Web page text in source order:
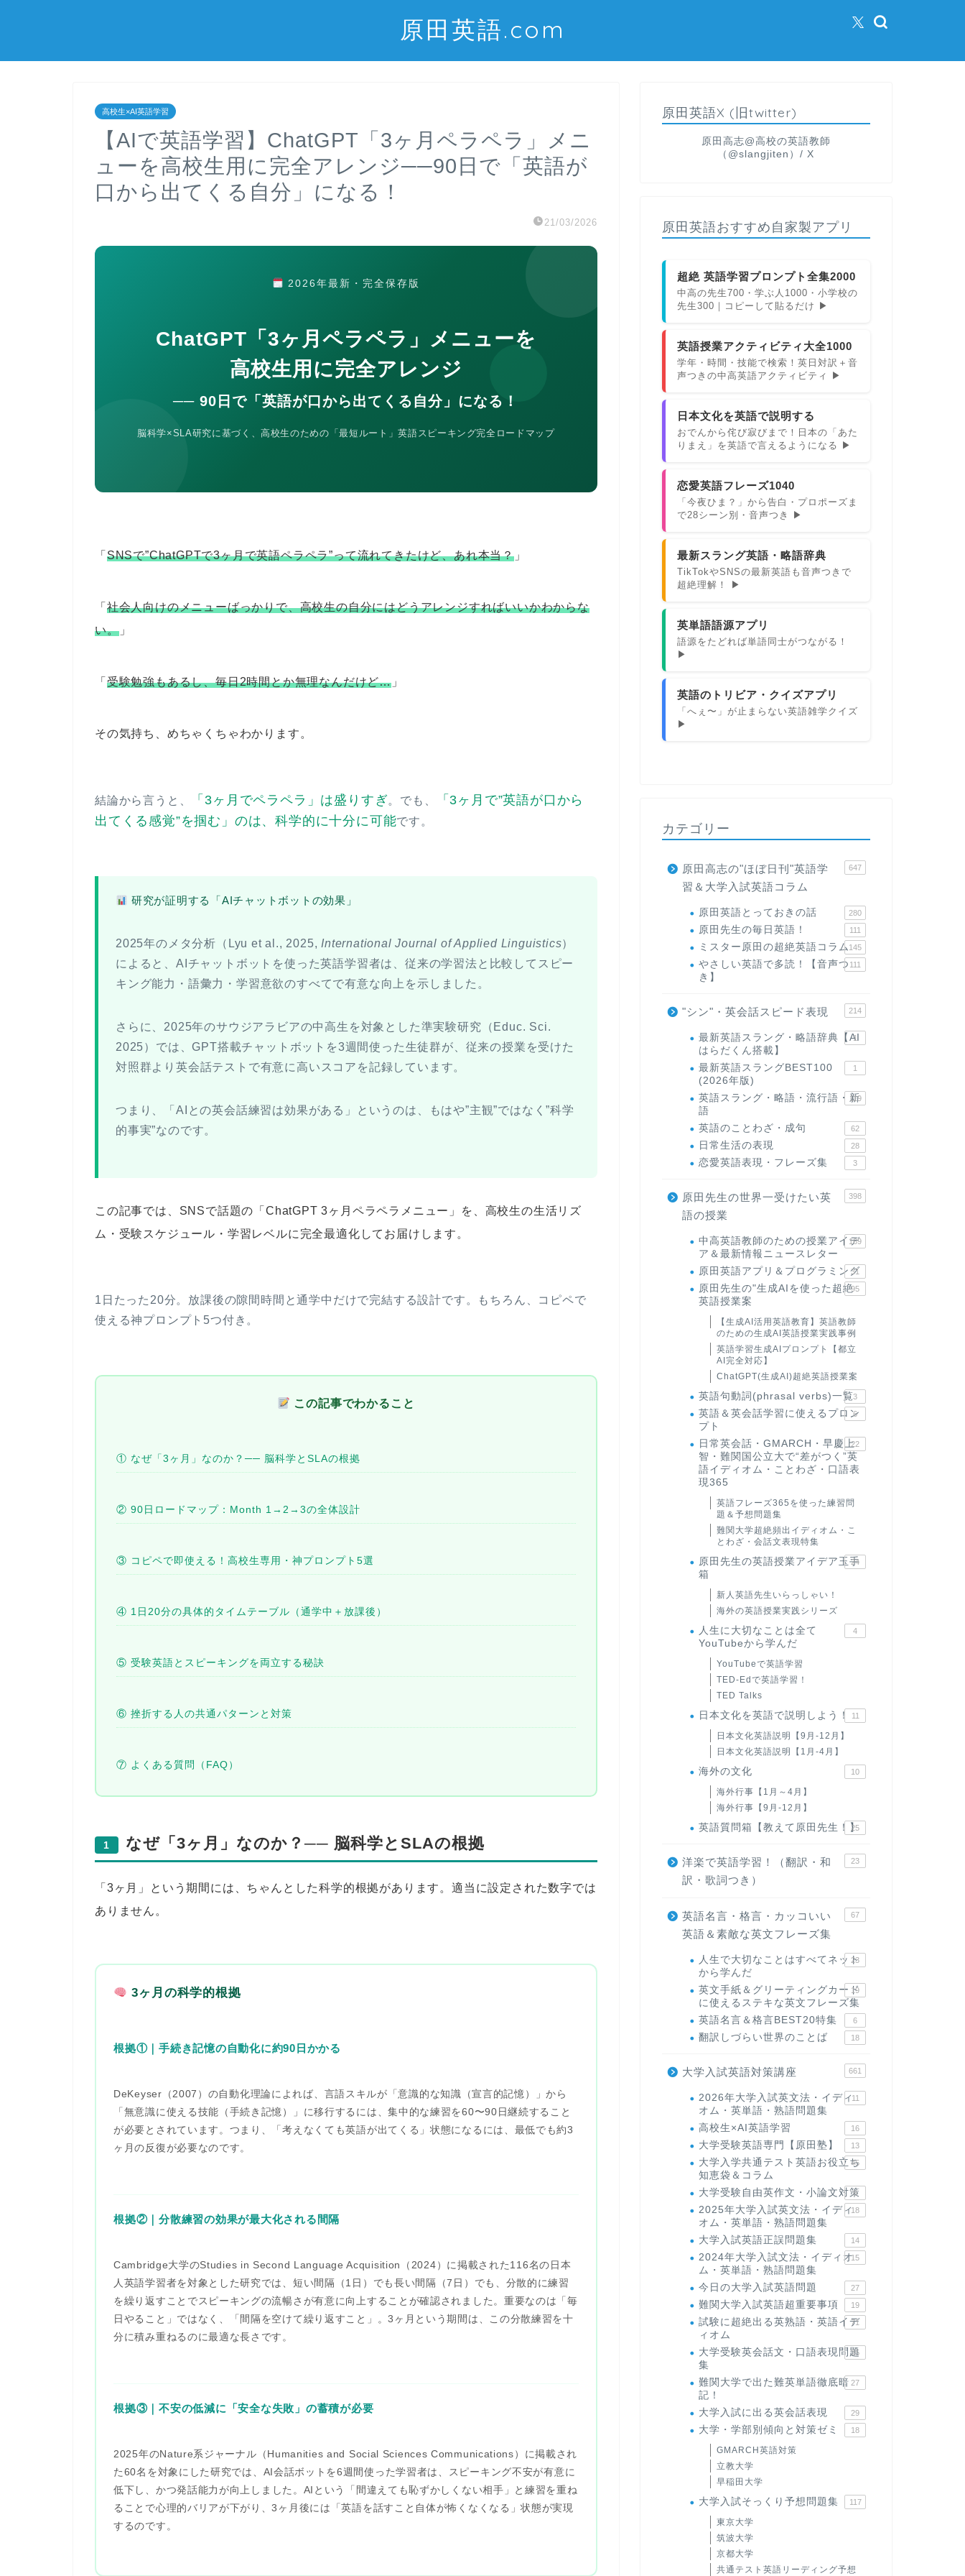
原田英語.com
高校生×AI英語学習
【AIで英語学習】ChatGPT「3ヶ月ペラペラ」メニ
ューを高校生用に完全アレンジ──90日で「英語が
口から出てくる自分」になる！
21/03/2026
2026年最新・完全保存版
ChatGPT「3ヶ月ペラペラ」メニューを
高校生用に完全アレンジ
── 90日で「英語が口から出てくる自分」になる！
脳科学×SLA研究に基づく、高校生のための「最短ルート」英語スピーキング完全ロードマップ
「 SNSで”ChatGPTで3ヶ月で英語ペラペラ”って流れてきたけど、あれ本当？ 」
「 社会人向けのメニューばっかりで、高校生の自分にはどうアレンジすればいいかわからな
い。」
「 受験勉強もあるし、毎日2時間とか無理なんだけど… 」
その気持ち、めちゃくちゃわかります。
結論から言うと、 「3ヶ月でペラペラ」は盛りすぎ。でも、
「3ヶ月で”英語が口から
出てくる感覚”を掴む」のは、科学的に十分に可能です。
研究が証明する「AIチャットボットの効果」
2025年のメタ分析（Lyu et al., 2025, International Journal of Applied Linguistics）
によると、 AIチャットボットを使った英語学習者は、従来の学習法と比較してスピー
キング能力・語彙力・学習意欲のすべてで有意な向上 を示しました。
さらに、2025年のサウジアラビアの中高生を対象とした準実験研究（Educ. Sci.
2025）では、 GPT搭載チャットボットを3週間使った生徒群が、従来の授業を受けた
対照群より英会話テストで有意に高いスコア を記録しています。
つまり、
「AIとの英会話練習は効果がある」というのは、もはや”主観”ではなく”科学
的事実”なのです。
この記事では、SNSで話題の「ChatGPT 3ヶ月ペラペラメニュー」を、 高校生の生活リズ
ム・受験スケジュール・学習レベルに完全最適化 してお届けします。
1日たった 20分。放課後の隙間時間と通学中だけで完結する設計です。もちろん、 コピペで
使える神プロンプト5つ付き。
この記事でわかること
① なぜ「3ヶ月」なのか？── 脳科学とSLAの根拠
② 90日ロードマップ：Month 1→2→3の全体設計
③ コピペで即使える！高校生専用・神プロンプト5選
④ 1日20分の具体的タイムテーブル（通学中＋放課後）
⑤ 受験英語とスピーキングを両立する秘訣
⑥ 挫折する人の共通パターンと対策
⑦ よくある質問（FAQ）
1 なぜ「3ヶ月」なのか？── 脳科学とSLAの根拠
「3ヶ月」という期間には、ちゃんとした科学的根拠があります。適当に設定された数字では
ありません。
3ヶ月の科学的根拠
根拠①｜手続き記憶の自動化に約90日かかる
DeKeyser（2007）の自動化理論によれば、言語スキルが「意識的な知識（宣言的記憶）」から
「無意識に使える技能（手続き記憶）」に移行するには、集中的な練習を60〜90日継続する こと
が必要とされています。つまり、「考えなくても英語が出てくる」状態になるには、最低でも約3
ヶ月の反復が必要なのです。
根拠②｜分散練習の効果が最大化される間隔
Cambridge大学のStudies in Second Language Acquisition（2024）に掲載された116名の日本
人英語学習者を対象とした研究では、 短い間隔（1日）でも長い間隔（7日）でも、分散的に練習
を繰り返すことでスピーキングの流暢さが有意に向上することが確認されました。重要なのは「毎
日やること」ではなく、「間隔を空けて繰り返すこと」。3ヶ月という期間は、この分散練習を十
分に積み重ねるのに最適な長さです。
根拠③｜不安の低減に「安全な失敗」の蓄積が必要
2025年のNature系ジャーナル（Humanities and Social Sciences Communications）に掲載され
た60名を対象にした研究では、 AI会話ボットを6週間使った学習者は、スピーキング不安が有意に
低下し、かつ発話能力が向上 しました。AIという「間違えても恥ずかしくない相手」と練習を重ね
ることで心理的バリアが下がり、3ヶ月後には「英語を話すこと自体が怖くなくなる」状態が実現
するのです。
原田英語X (旧twitter)
原田高志@高校の英語教師
（@slangjiten）/ X
原田英語おすすめ自家製アプリ
超絶 英語学習プロンプト全集2000
中高の先生700・学ぶ人1000・小学校の
先生300｜コピーして貼るだけ ▶
英語授業アクティビティ大全1000
学年・時間・技能で検索！英日対訳＋音
声つきの中高英語アクティビティ ▶
日本文化を英語で説明する
おでんから侘び寂びまで！日本の「あた
りまえ」を英語で言えるようになる ▶
恋愛英語フレーズ1040
「今夜ひま？」から告白・プロポーズま
で28シーン別・音声つき ▶
最新スラング英語・略語辞典
TikTokやSNSの最新英語も音声つきで
超絶理解！ ▶
英単語語源アプリ
語源をたどれば単語同士がつながる！
▶
英語のトリビア・クイズアプリ
「へぇ〜」が止まらない英語雑学クイズ
▶
カテゴリー
原田高志の"ほぼ日刊"英語学
習＆大学入試英語コラム
647
原田英語とっておきの話 280
原田先生の毎日英語！ 111
ミスター原田の超絶英語コラム145
やさしい英語で多読！【音声つ
き】
111
"シン"・英会話スピード表現 214
最新英語スラング・略語辞典【AI
はらだくん搭載】
1
最新英語スラングBEST100
(2026年版)
1
英語スラング・略語・流行語・新
語
119
英語のことわざ・成句 62
日常生活の表現 28
恋愛英語表現・フレーズ集 3
原田先生の世界一受けたい英
語の授業
398
中高英語教師のための授業アイデ
ア＆最新情報ニュースレター
169
原田英語アプリ＆プログラミング
31
原田先生の"生成AIを使った超絶
英語授業案
95
【生成AI活用英語教育】英語教師
のための生成AI英語授業実践事例
英語学習生成AIプロンプト【都立
AI完全対応】
ChatGPT(生成AI)超絶英語授業案
英語句動詞(phrasal verbs)一覧3
英語＆英会話学習に使えるプロン
プト
6
日常英会話・GMARCH・早慶上
智・難関国公立大で“差がつく”英
語イディオム・ことわざ・口語表
現365
22
英語フレーズ365を使った練習問
題＆予想問題集
難関大学超絶頻出イディオム・こ
とわざ・会話文表現特集
原田先生の英語授業アイデア玉手
箱
24
新人英語先生いらっしゃい！
海外の英語授業実践シリーズ
人生に大切なことは全て
YouTubeから学んだ
4
YouTubeで英語学習
TED-Edで英語学習！
TED Talks
日本文化を英語で説明しよう！ 11
日本文化英語説明【9月-12月】
日本文化英語説明【1月-4月】
海外の文化 10
海外行事【1月～4月】
海外行事【9月-12月】
英語質問箱【教えて原田先生！】
25
洋楽で英語学習！（翻訳・和
訳・歌詞つき）
23
英語名言・格言・カッコいい
英語＆素敵な英文フレーズ集
67
人生で大切なことはすべてネット
から学んだ
23
英文手紙＆グリーティングカード
に使えるステキな英文フレーズ集
19
英語名言＆格言BEST20特集 6
翻訳しづらい世界のことば 18
大学入試英語対策講座 661
2026年大学入試英文法・イディ
オム・英単語・熟語問題集
11
高校生×AI英語学習 16
大学受験英語専門【原田塾】 13
大学入学共通テスト英語お役立ち
知恵袋＆コラム
45
大学受験自由英作文・小論文対策
8
2025年大学入試英文法・イディ
オム・英単語・熟語問題集
18
大学入試英語正誤問題集 14
2024年大学入試文法・イディオ
ム・英単語・熟語問題集
15
今日の大学入試英語問題 27
難関大学入試英語超重要事項 19
試験に超絶出る英熟語・英語イデ
ィオム
71
大学受験英会話文・口語表現問題
集
35
難関大学で出た難英単語徹底暗
記！
27
大学入試に出る英会話表現 29
大学・学部別傾向と対策ゼミ 18
GMARCH英語対策
立教大学
早稲田大学
大学入試そっくり予想問題集 117
東京大学
筑波大学
京都大学
共通テスト英語リーディング予想